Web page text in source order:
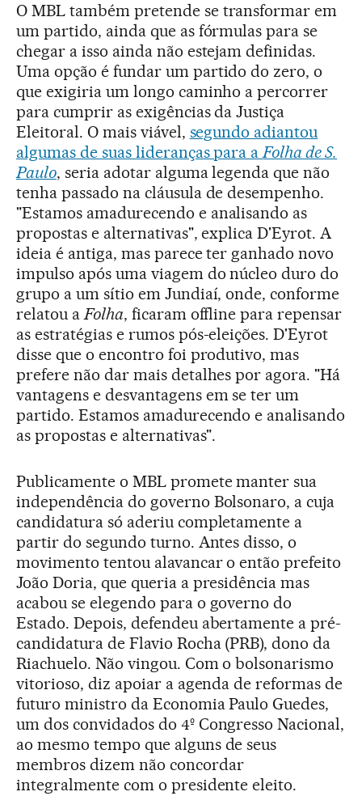
O MBL também pretende se transformar em
um partido, ainda que as fórmulas para se
chegar a isso ainda não estejam definidas.
Uma opção é fundar um partido do zero, o
que exigiria um longo caminho a percorrer
para cumprir as exigências da Justiça
Eleitoral. O mais viável, segundo adiantou
algumas de suas lideranças para aFolha de S.
Paulo, seria adotar alguma legenda que não
tenha passado na cláusula de desempenho.
"Estamos amadurecendo e analisando as
propostas e alternativas", explica D'Eyrot. A
ideia é antiga, mas parece ter ganhado novo
impulso após uma viagem do núcleo duro do
grupo a um sítio em Jundiaí, onde, conforme
relatou aFolha, ficaram offline para repensar
as estratégias e rumos pós-eleições. D'Eyrot
disse que o encontro foi produtivo, mas
prefere não dar mais detalhes por agora. "Há
vantagens e desvantagens em se ter um
partido. Estamos amadurecendo e analisando
as propostas e alternativas".
Publicamente o MBL promete manter sua
independência do governo Bolsonaro, a cuja
candidatura só aderiu completamente a
partir do segundo turno. Antes disso, o
movimento tentou alavancar o então prefeito
João Doria, que queria a presidência mas
acabou se elegendo para o governo do
Estado. Depois, defendeu abertamente a pré-
candidatura de Flavio Rocha (PRB), dono da
Riachuelo. Não vingou. Com o bolsonarismo
vitorioso, diz apoiar a agenda de reformas de
futuro ministro da Economia Paulo Guedes,
um dos convidados do 4º Congresso Nacional,
ao mesmo tempo que alguns de seus
membros dizem não concordar
integralmente com o presidente eleito.